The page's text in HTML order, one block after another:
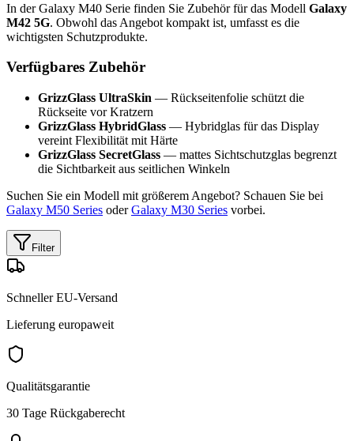
In der Galaxy M40 Serie finden Sie Zubehör für das Modell Galaxy
M42 5G. Obwohl das Angebot kompakt ist, umfasst es die
wichtigsten Schutzprodukte.
Verfügbares Zubehör
GrizzGlass UltraSkin — Rückseitenfolie schützt die
Rückseite vor Kratzern
GrizzGlass HybridGlass — Hybridglas für das Display
vereint Flexibilität mit Härte
GrizzGlass SecretGlass — mattes Sichtschutzglas begrenzt
die Sichtbarkeit aus seitlichen Winkeln
Suchen Sie ein Modell mit größerem Angebot? Schauen Sie bei
Galaxy M50 Series oderGalaxy M30 Series vorbei.
Filter
Schneller EU-Versand
Lieferung europaweit
Qualitätsgarantie
30 Tage Rückgaberecht